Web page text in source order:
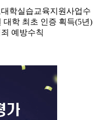
학실습교육지원사업수
대학 최초 인증 획득(5년)
예방수칙